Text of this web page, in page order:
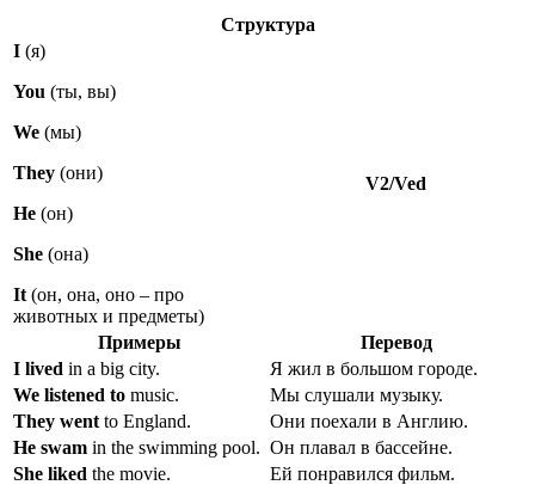
Структура
I (я)
You (ты, вы)
We (мы)
They (они)
He (он)
She (она)
It (он, она, оно – про
животных и предметы)
V2/Ved
Примеры
Перевод
I lived in a big city.
Я жил в большом городе.
We listened to music.
Мы слушали музыку.
They went to England.
Они поехали в Англию.
He swam in the swimming pool. Он плавал в бассейне.
She liked the movie.
Ей понравился фильм.